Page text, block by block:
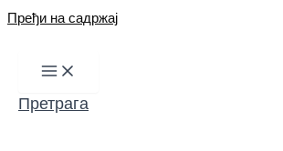
Пређи на садржај
Претрага